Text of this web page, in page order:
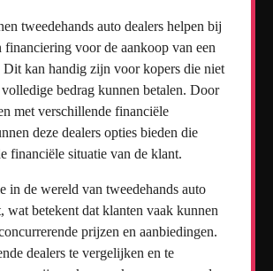
tweedehands auto dealers helpen bij
financiering voor de aankoop van een
Dit kan handig zijn voor kopers die niet
bedrag kunnen betalen. Door
met verschillende financiële
deze dealers opties bieden die
financiële situatie van de klant.
in de wereld van tweedehands auto
wat betekent dat klanten vaak kunnen
prijzen en aanbiedingen.
dealers te vergelijken en te